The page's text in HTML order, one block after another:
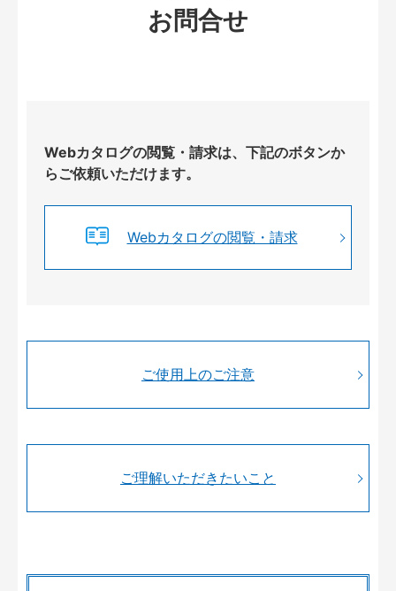
お問合せ
Webカタログの閲覧・請求は、下記のボタンか
らご依頼いただけます。
Webカタログの閲覧・請求
ご使用上のご注意
ご理解いただきたいこと